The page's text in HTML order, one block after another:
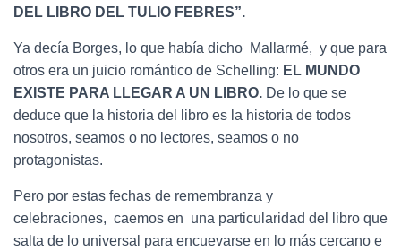
DEL LIBRO DEL TULIO FEBRES”.
Ya decía Borges, lo que había dicho Mallarmé, y que para
otros era un juicio romántico de Schelling: EL MUNDO
EXISTE PARA LLEGAR A UN LIBRO. De lo que se
deduce que la historia del libro es la historia de todos
nosotros, seamos o no lectores, seamos o no
protagonistas.
Pero por estas fechas de remembranza y
celebraciones, caemos en una particularidad del libro que
salta de lo universal para encuevarse en lo más cercano e